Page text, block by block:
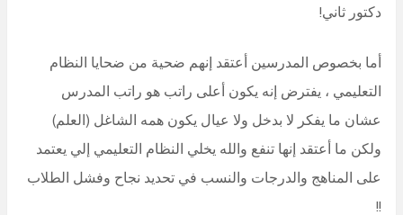
دكتور ثاني!
أما بخصوص المدرسين أعتقد إنهم ضحية من ضحايا النظام
التعليمي ، يفترض إنه يكون أعلى راتب هو راتب المدرس
عشان ما يفكر لا بدخل ولا عيال يكون همه الشاغل (العلم)
ولكن ما أعتقد إنها تنفع والله يخلي النظام التعليمي إلي يعتمد
على المناهج والدرجات والنسب في تحديد نجاح وفشل الطلاب
!!